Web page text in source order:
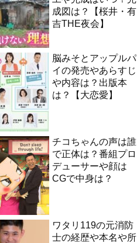
成図は？【桜井・有
吉THE夜会】
脳みそとアップルパ
イの発売やあらすじ
や内容は？出版本
は？【大恋愛】
チコちゃんの声は誰
で正体は？番組プロ
デューサーや顔は
CGで中身は？
ワタリ119の元消防
士の経歴や本名や所